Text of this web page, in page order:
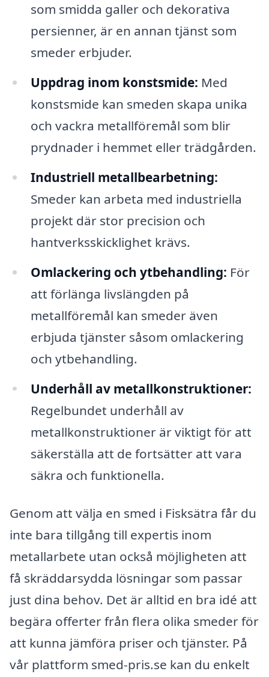
som smidda galler och dekorativa
persienner, är en annan tjänst som
smeder erbjuder.
Uppdrag inom konstsmide: Med
konstsmide kan smeden skapa unika
och vackra metallföremål som blir
prydnader i hemmet eller trädgården.
Industriell metallbearbetning:
Smeder kan arbeta med industriella
projekt där stor precision och
hantverksskicklighet krävs.
Omlackering och ytbehandling: För
att förlänga livslängden på
metallföremål kan smeder även
erbjuda tjänster såsom omlackering
och ytbehandling.
Underhåll av metallkonstruktioner:
Regelbundet underhåll av
metallkonstruktioner är viktigt för att
säkerställa att de fortsätter att vara
säkra och funktionella.
Genom att välja en smed i Fisksätra får du
inte bara tillgång till expertis inom
metallarbete utan också möjligheten att
få skräddarsydda lösningar som passar
just dina behov. Det är alltid en bra idé att
begära offerter från flera olika smeder för
att kunna jämföra priser och tjänster. På
vår plattform smed-pris.se kan du enkelt